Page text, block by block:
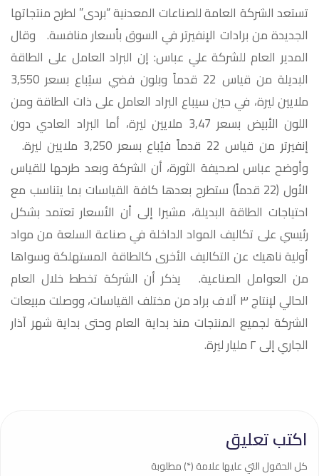
تستعد الشركة العامة للصناعات المعدنية “بردى” لطرح منتجاتها
الجديدة من برادات الإنفيرتر في السوق بأسعار منافسة. وقال
المدير العام للشركة علي عباس: إن البراد العامل على الطاقة
البديلة من قياس 22 قدماً وبلون فضي سيُباع بسعر 3,550
ملايين ليرة، في حين سيباع البراد العامل على ذات الطاقة ومن
اللون الأبيض بسعر 3,47 ملايين ليرة، أما البراد العادي دون
إنفيرتر من قياس 22 قدماً فيُباع بسعر 3,250 ملايين ليرة.
وأوضح عباس لصحيفة الثورة، أن الشركة وبعد طرحها للقياس
الأول (22 قدماً) ستطرح بعدها كافة القياسات بما يتناسب مع
احتياجات الطاقة البديلة، مشيرا إلى أن الأسعار تعتمد بشكل
رئيسي على تكاليف المواد الداخلة في صناعة السلعة من مواد
أولية ناهيك عن التكاليف الأخرى كالطاقة المستهلكة وسواها
من العوامل الصناعية. يذكر أن الشركة تخطط خلال العام
الحالي لإنتاج ٣ آلاف براد من مختلف القياسات، ووصلت مبيعات
الشركة لجميع المنتجات منذ بداية العام وحتى بداية شهر آذار
الجاري إلى ٢ مليار ليرة.
اكتب تعليق
كل الحقول التي عليها علامة (*) مطلوبة